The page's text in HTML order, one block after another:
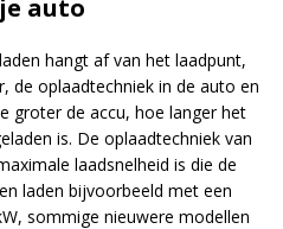
auto
hangt af van het laadpunt,
de oplaadtechniek in de auto en
groter de accu, hoe langer het
is. De oplaadtechniek van
laadsnelheid is die de
laden bijvoorbeeld met een
sommige nieuwere modellen